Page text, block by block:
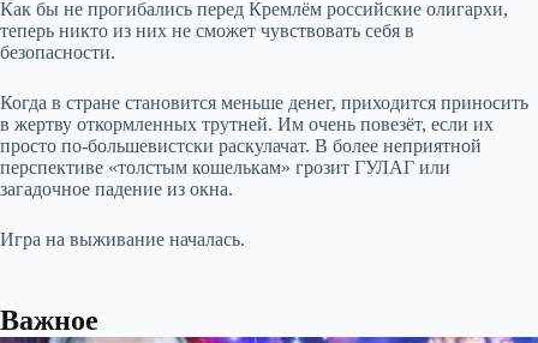
Как бы не прогибались перед Кремлём российские олигархи,
теперь никто из них не сможет чувствовать себя в
безопасности.
Когда в стране становится меньше денег, приходится приносить
в жертву откормленных трутней. Им очень повезёт, если их
просто по-большевистски раскулачат. В более неприятной
перспективе «толстым кошелькам» грозит ГУЛАГ или
загадочное падение из окна.
Игра на выживание началась.
Важное